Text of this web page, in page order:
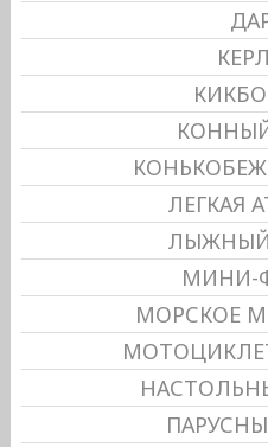
ЛЕГКАЯ
МИНИ-
МОРСКОЕ